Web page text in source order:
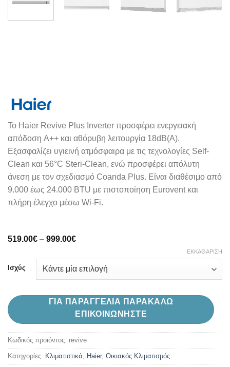
Το Haier Revive Plus Inverter προσφέρει ενεργειακή
απόδοση A++ και αθόρυβη λειτουργία 18dB(A).
Εξασφαλίζει υγιεινή ατμόσφαιρα με τις τεχνολογίες Self-
Clean και 56°C Steri-Clean, ενώ προσφέρει απόλυτη
άνεση με τον σχεδιασμό Coanda Plus. Είναι διαθέσιμο από
9.000 έως 24.000 BTU με πιστοποίηση Eurovent και
πλήρη έλεγχο μέσω Wi-Fi.
519.00€ – 999.00€Price
999.00€
Ισχύς
ΕΚΚΑΘΆΡΙΣΗ
ΓΙΑ ΠΑΡΑΓΓΕΛΙΑ ΠΑΡΑΚΑΛΩ
ΕΠΙΚΟΙΝΩΝΗΣΤΕ
Κωδικός προϊόντος: revive
Κατηγορίες: Kλιματιστικά Haier, Oικιακός Κλιματισμός